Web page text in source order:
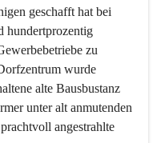
geschafft hat bei
hundertprozentig
zu
wurde
alte Bausbustanz
unter alt anmutenden
angestrahlte